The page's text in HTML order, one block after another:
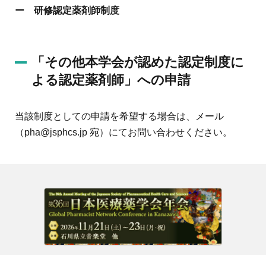
ー 研修認定薬剤師制度
「その他本学会が認めた認定制度に
よる認定薬剤師」への申請
当該制度としての申請を希望する場合は、メール
（pha@jsphcs.jp 宛）にてお問い合わせください。